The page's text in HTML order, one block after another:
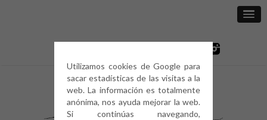
Utilizamos cookies de Google para
sacar estadísticas de las visitas a la
web. La información es totalmente
anónima, nos ayuda mejorar la web.
Si continúas navegando,